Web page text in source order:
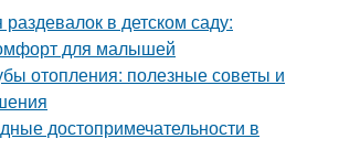
в детском саду:
для малышей
отопления: полезные советы и
достопримечательности в